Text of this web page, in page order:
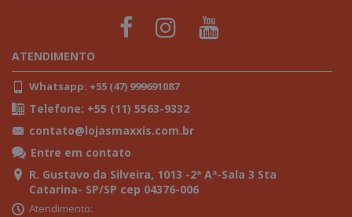
ATENDIMENTO
Whatsapp: +55 (47) 999691087
Telefone: +55 (11) 5563-9332
contato@lojasmaxxis.com.br
Entre em contato
R. Gustavo da Silveira, 1013 -2ª Aª-Sala 3 Sta
Catarina- SP/SP cep 04376-006
Atendimento: